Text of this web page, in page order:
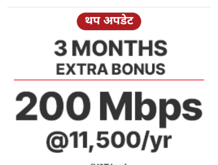
थप अपडेट